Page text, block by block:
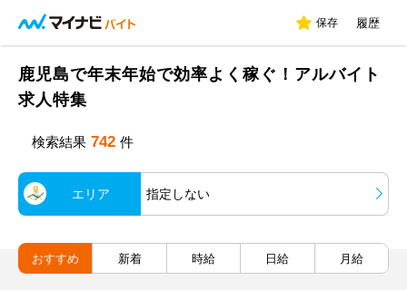
保存 履歴
鹿児島で年末年始で効率よく稼ぐ！アルバイト
求人特集
検索結果 742 件
エリア 指定しない
おすすめ 新着 時給 日給 月給